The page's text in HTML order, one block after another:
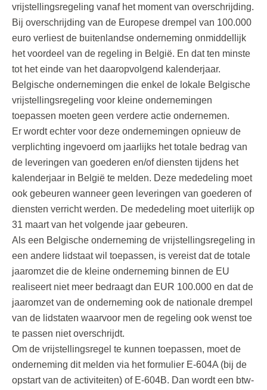
vrijstellingsregeling vanaf het moment van overschrijding.
Bij overschrijding van de Europese drempel van 100.000
euro verliest de buitenlandse onderneming onmiddellijk
het voordeel van de regeling in België. En dat ten minste
tot het einde van het daaropvolgend kalenderjaar.
Belgische ondernemingen die enkel de lokale Belgische
vrijstellingsregeling voor kleine ondernemingen
toepassen moeten geen verdere actie ondernemen.
Er wordt echter voor deze ondernemingen opnieuw de
verplichting ingevoerd om jaarlijks het totale bedrag van
de leveringen van goederen en/of diensten tijdens het
kalenderjaar in België te melden. Deze mededeling moet
ook gebeuren wanneer geen leveringen van goederen of
diensten verricht werden. De mededeling moet uiterlijk op
31 maart van het volgende jaar gebeuren.
Als een Belgische onderneming de vrijstellingsregeling in
een andere lidstaat wil toepassen, is vereist dat de totale
jaaromzet die de kleine onderneming binnen de EU
realiseert niet meer bedraagt dan EUR 100.000 en dat de
jaaromzet van de onderneming ook de nationale drempel
van de lidstaten waarvoor men de regeling ook wenst toe
te passen niet overschrijdt.
Om de vrijstellingsregel te kunnen toepassen, moet de
onderneming dit melden via het formulier E-604A (bij de
opstart van de activiteiten) of E-604B. Dan wordt een btw-